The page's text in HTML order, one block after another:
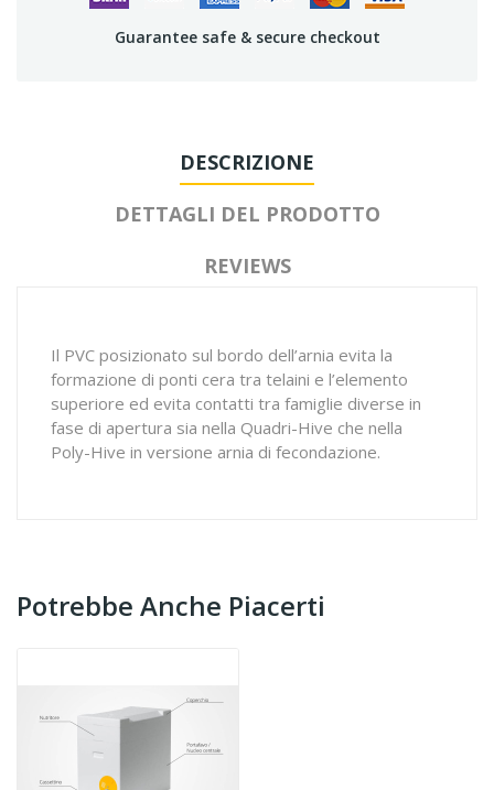
Guarantee safe & secure checkout
DESCRIZIONE
DETTAGLI DEL PRODOTTO
REVIEWS
Il PVC posizionato sul bordo dell’arnia evita la
formazione di ponti cera tra telaini e l’elemento
superiore ed evita contatti tra famiglie diverse in
fase di apertura sia nella Quadri-Hive che nella
Poly-Hive in versione arnia di fecondazione.
Potrebbe Anche Piacerti